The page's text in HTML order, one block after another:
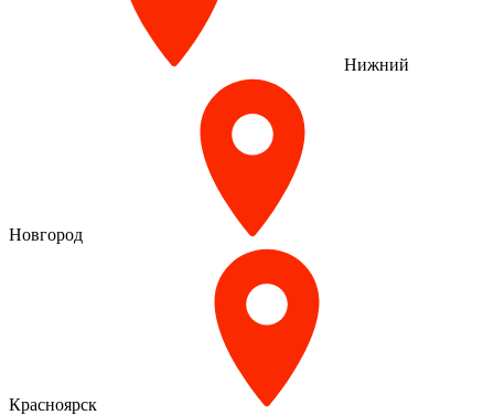
Нижний
Новгород
Красноярск